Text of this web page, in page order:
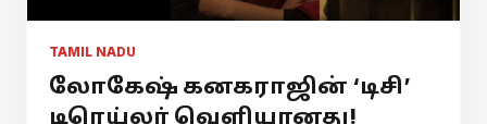
TAMIL NADU
லோகேஷ் கனகராஜின் ‘டிசி’
டிரெய்லர் வெளியானது!